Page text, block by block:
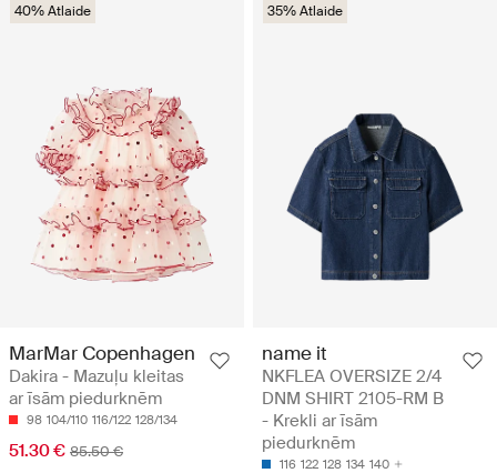
40% Atlaide
MarMar Copenhagen
Dakira - Mazuļu kleitas
ar īsām piedurknēm
98 104/110 116/122 128/134
51.30 € 85.50 €
35% Atlaide
name it
NKFLEA OVERSIZE 2/4
DNM SHIRT 2105-RM B
- Krekli ar īsām
piedurknēm
116 122 128 134 140